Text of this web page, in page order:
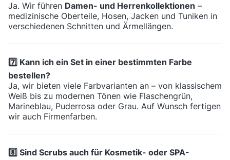
Ja. Wir führen Damen- und Herrenkollektionen –
medizinische Oberteile, Hosen, Jacken und Tuniken in
verschiedenen Schnitten und Ärmellängen.
7️⃣ Kann ich ein Set in einer bestimmten Farbe
bestellen?
Ja, wir bieten viele Farbvarianten an – von klassischem
Weiß bis zu modernen Tönen wie Flaschengrün,
Marineblau, Puderrosa oder Grau. Auf Wunsch fertigen
wir auch Firmenfarben.
8️⃣ Sind Scrubs auch für Kosmetik- oder SPA-